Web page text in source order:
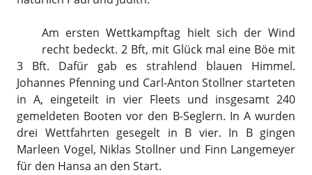
Am ersten Wettkampftag hielt sich der Wind
recht bedeckt. 2 Bft, mit Glück mal eine Böe mit
3 Bft. Dafür gab es strahlend blauen Himmel.
Johannes Pfenning und Carl-Anton Stollner starteten
in A, eingeteilt in vier Fleets und insgesamt 240
gemeldeten Booten vor den B-Seglern. In A wurden
drei Wettfahrten gesegelt in B vier. In B gingen
Marleen Vogel, Niklas Stollner und Finn Langemeyer
für den Hansa an den Start.